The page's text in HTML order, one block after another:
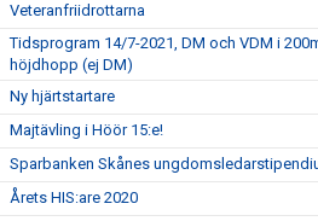
Veteranfriidrottarna
Tidsprogram 14/7-2021, DM och VDM i
höjdhopp (ej DM)
Ny hjärtstartare
Majtävling i Höör 15:e!
Sparbanken Skånes
Årets HIS:are 2020